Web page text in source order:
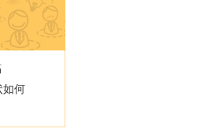
如何